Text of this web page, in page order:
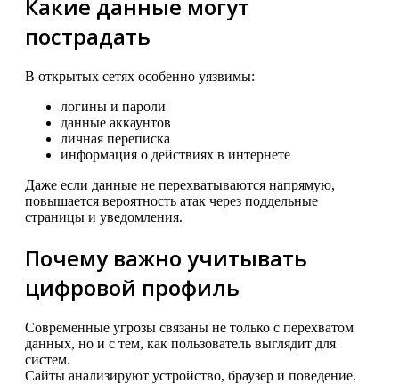
Какие данные могут
пострадать
В открытых сетях особенно уязвимы:
логины и пароли
данные аккаунтов
личная переписка
информация о действиях в интернете
Даже если данные не перехватываются напрямую,
повышается вероятность атак через поддельные
страницы и уведомления.
Почему важно учитывать
цифровой профиль
Современные угрозы связаны не только с перехватом
данных, но и с тем, как пользователь выглядит для
систем.
Сайты анализируют устройство, браузер и поведение.